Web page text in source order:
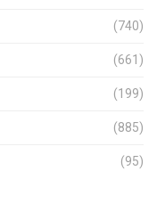
(740)
(661)
(199)
(885)
(95)